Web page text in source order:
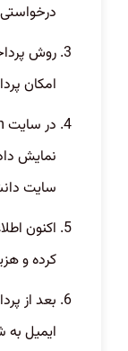
روش
امکان
در سایت
نمایش
سایت
اکنون
کرده و
ایمیل